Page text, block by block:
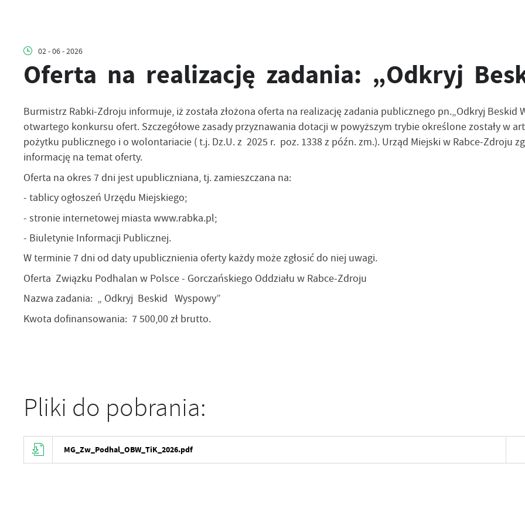
02 - 06 - 2026
Oferta na realizację zadania: „Odkryj
Burmistrz Rabki-Zdroju informuje, iż została złożona oferta na realizację zadania publicznego pn.„Odkryj
otwartego konkursu ofert. Szczegółowe zasady przyznawania dotacji w powyższym trybie określone zostały w
pożytku publicznego i o wolontariacie ( t.j. Dz.U. z 2025 r. poz. 1338 z późn. zm.). Urząd Miejski w Rabce-Zdroju
informację na temat oferty.
Oferta na okres 7 dni jest upubliczniana, tj. zamieszczana na:
- tablicy ogłoszeń Urzędu Miejskiego;
- stronie internetowej miasta www.rabka.pl;
- Biuletynie Informacji Publicznej.
W terminie 7 dni od daty upublicznienia oferty każdy może zgłosić do niej uwagi.
Oferta Związku Podhalan w Polsce - Gorczańskiego Oddziału w Rabce-Zdroju
Nazwa zadania: „ Odkryj Beskid Wyspowy”
Kwota dofinansowania: 7 500,00 zł brutto.
Pliki do pobrania:
MG_Zw_Podhal_OBW_TiK_2026.pdf